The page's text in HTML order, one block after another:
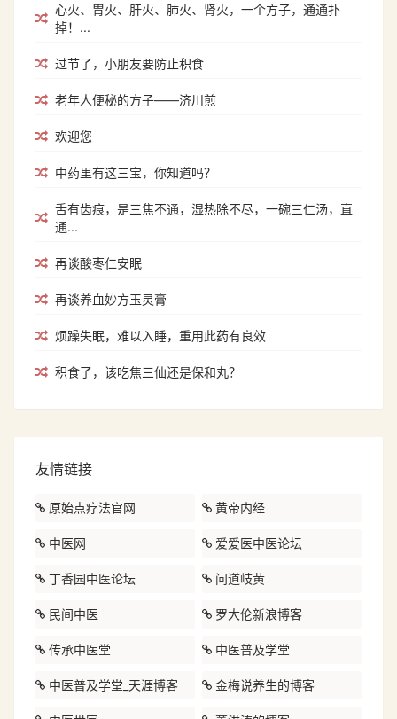
心火、胃火、肝火、肺火、肾火，一个方子，通通扑
掉！...
过节了，小朋友要防止积食
老年人便秘的方子——济川煎
欢迎您
中药里有这三宝，你知道吗？
舌有齿痕，是三焦不通，湿热除不尽，一碗三仁汤，直
通...
再谈酸枣仁安眠
再谈养血妙方玉灵膏
烦躁失眠，难以入睡，重用此药有良效
积食了，该吃焦三仙还是保和丸？
友情链接
原始点疗法官网 黄帝内经
中医网 爱爱医中医论坛
丁香园中医论坛 问道岐黄
民间中医 罗大伦新浪博客
传承中医堂 中医普及学堂
中医普及学堂_天涯博客 金梅说养生的博客